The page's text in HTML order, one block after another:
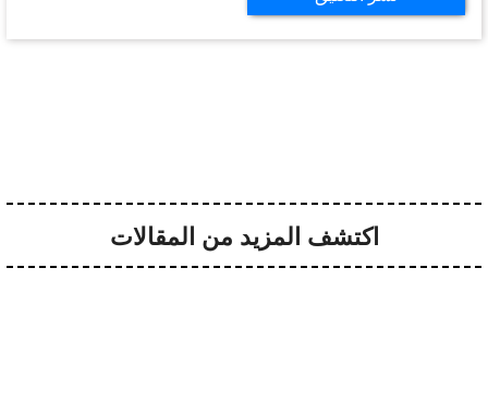
اكتشف المزيد من المقالات